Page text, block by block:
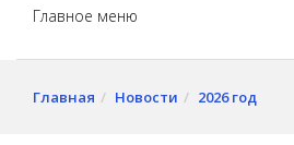
Главное меню
Главная Новости 2026 год